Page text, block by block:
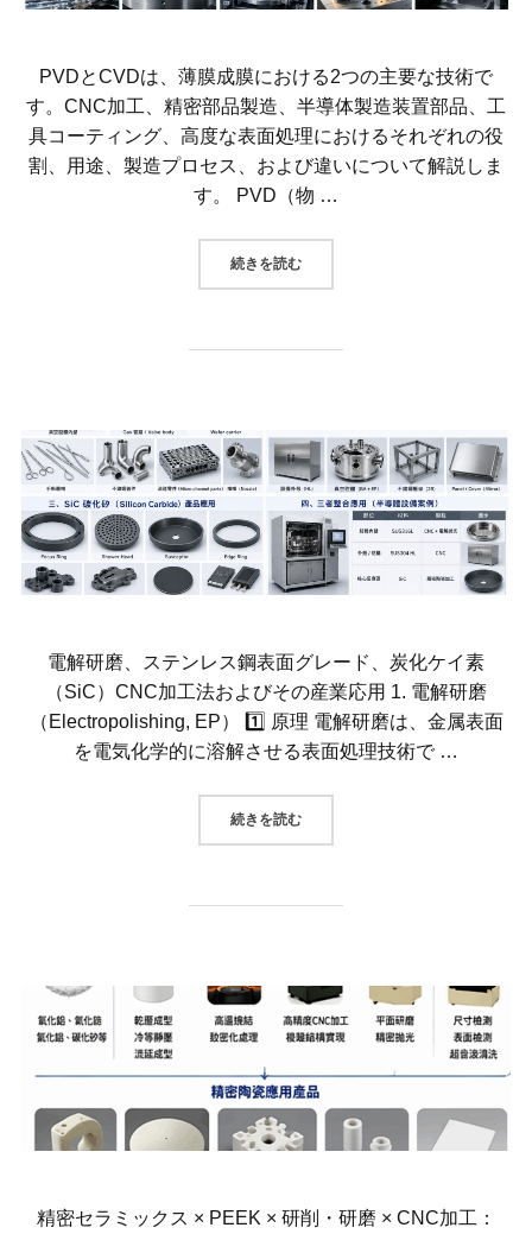
PVDとCVDは、薄膜成膜における2つの主要な技術で
す。CNC加工、精密部品製造、半導体製造装置部品、工
具コーティング、高度な表面処理におけるそれぞれの役
割、用途、製造プロセス、および違いについて解説しま
す。 PVD（物 …
続きを読む“PVDとCVDは、薄膜成膜におけ
電解研磨、ステンレス鋼表面グレード、炭化ケイ素
（SiC）CNC加工法およびその産業応用 1. 電解研磨
（Electropolishing, EP） 1️⃣ 原理 電解研磨は、金属表面
を電気化学的に溶解させる表面処理技術で …
続きを読む“電解研磨、ステンレス鋼表面グレ
精密セラミックス × PEEK × 研削・研磨 × CNC加工：